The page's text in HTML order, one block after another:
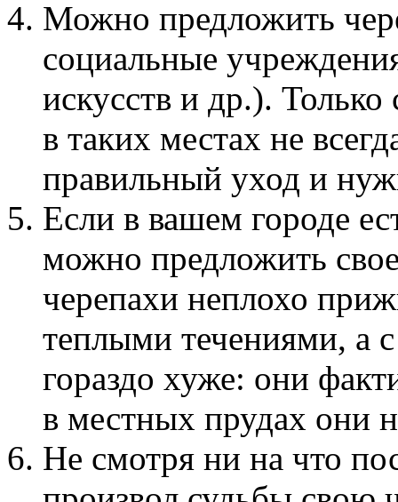
Можно предложить
социальные
искусств и др.). Только
в таких местах не
правильный уход и
Если в вашем городе
можно предложить
черепахи неплохо
теплыми течениями, а
гораздо хуже: они
в местных прудах они
Не смотря ни на что